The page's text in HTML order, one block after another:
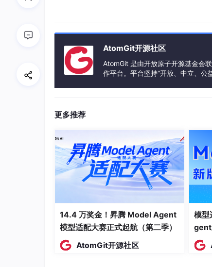
cover_image_url
学习互动记录数据表存储用户在学习过程中
时间由系统自动记录。结构表如表3-3所示。
字段名 数据类型
BIGINT
course_id BIGINT
activity_type
AtomGit开源社区
AtomGit 是由开放原子开源基金会
作平台。平台坚持“开放、中立、公
更多推荐
14.4 万奖金！昇腾 Model Agent
模型适配大赛正式起航（第二季）
AtomGit开源社区
模型
gent